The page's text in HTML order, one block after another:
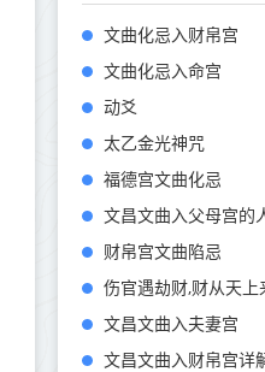
文曲化忌入财帛宫
文曲化忌入命宫
动爻
太乙金光神咒
福德宫文曲化忌
文昌文曲入父母宫的
财帛宫文曲陷忌
伤官遇劫财,财从天上
文昌文曲入夫妻宫
文昌文曲入财帛宫详